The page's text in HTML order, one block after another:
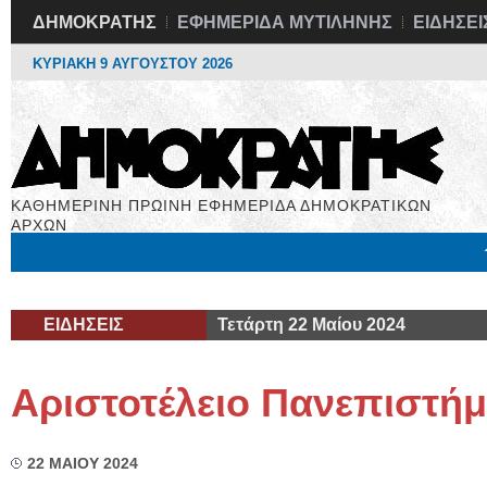
ΔΗΜΟΚΡΑΤΗΣ ΕΦΗΜΕΡΙΔΑ ΜΥΤΙΛΗΝΗΣ
ΚΥΡΙΑΚΗ 9 ΑΥΓΟΥΣΤΟΥ 2026
ΚΑΘΗΜΕΡΙΝΗ ΠΡΩΙΝΗ ΕΦΗΜΕΡΙΔΑ ΔΗΜΟΚΡΑΤΙΚΩΝ
ΑΡΧΩΝ
ΕΙΔΗΣΕΙΣ Τετάρτη 22 Μαίου 2024
Αριστοτέλειο
22 ΜΑΙΟΥ 2024